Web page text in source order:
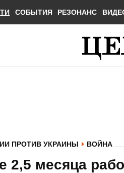
СОБЫТИЯ РЕЗОНАНС
ПРОТИВ УКРАИНЫ ВОЙНА
2,5 месяца